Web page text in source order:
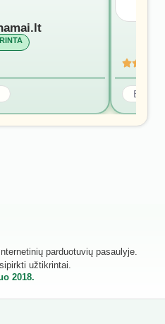
parduotuvių pasaulyje.
užtikrintai.
2018.